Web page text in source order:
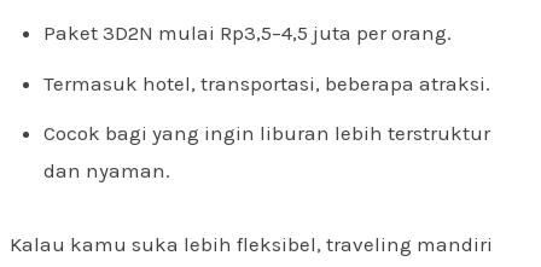
Paket 3D2N mulai Rp3,5–4,5 juta per orang.
Termasuk hotel, transportasi, beberapa atraksi.
Cocok bagi yang ingin liburan lebih terstruktur
dan nyaman.
Kalau kamu suka lebih fleksibel, traveling mandiri